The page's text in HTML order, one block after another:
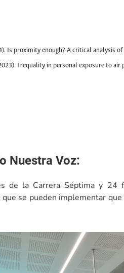
Is proximity enough? A critical
Inequality in personal exposure
Nuestra Voz:
de la Carrera Séptima y
se pueden implementar